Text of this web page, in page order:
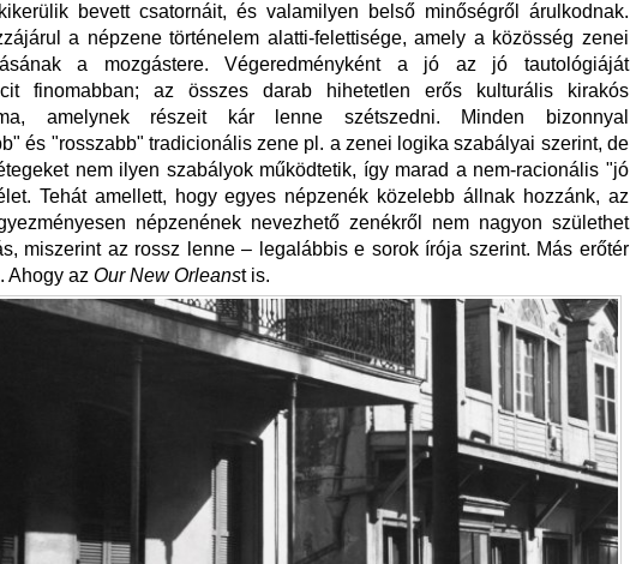
bevett csatornáit, és valamilyen belső minőségről árulkodnak.
a népzene történelem alatti-felettisége, amely a közösség zenei
a mozgástere. Végeredményként a jó az jó tautológiáját
finomabban; az összes darab hihetetlen erős kulturális kirakós
amelynek részeit kár lenne szétszedni. Minden bizonnyal
és "rosszabb" tradicionális zene pl. a zenei logika szabályai szerint, de
nem ilyen szabályok működtetik, így marad a nem-racionális "jó
Tehát amellett, hogy egyes népzenék közelebb állnak hozzánk, az
népzenének nevezhető zenékről nem nagyon születhet
miszerint az rossz lenne – legalábbis e sorok írója szerint. Más erőtér
Ahogy az Our New Orleanst is.